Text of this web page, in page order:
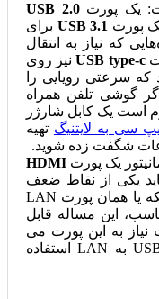
یک پورتUSB 2.0
پورت USB 3.1 برای
که نیاز به انتقال
USB type-c
نیز روی
سرعتی رویایی را
گوشی تلفن همراه
است یک کابل شارژر
سی به لایتنیگ تهیه
شگفت زده شوید.
یک پورت HDMI
یکی از نقاط ضعف
A412FJ-i5 را بتوان نداشتن درگاه شبکه یا همان پورت LAN
این مساله قابل
به این پورت می
مانند مبدل USB 3.0 به LAN استفاده